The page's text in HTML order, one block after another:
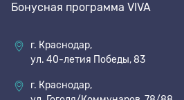
Бонусная программа VIVA
г. Краснодар,
ул. 40-летия Победы, 83
г. Краснодар,